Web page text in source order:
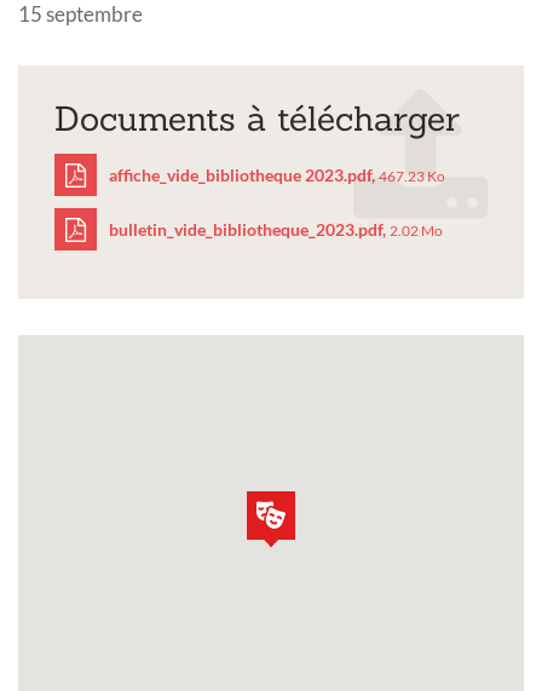
15 septembre
Documents à télécharger
2023.pdf
affiche_vide_bibliotheque 2023.pdf, 467.23 Ko
bulletin_vide_bibliotheque_2023.pdf, 2.02 Mo